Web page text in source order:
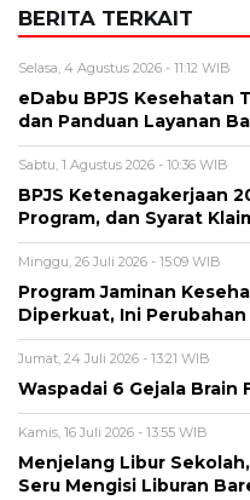
Alamat email tidak akan
Komentar*
Nama*